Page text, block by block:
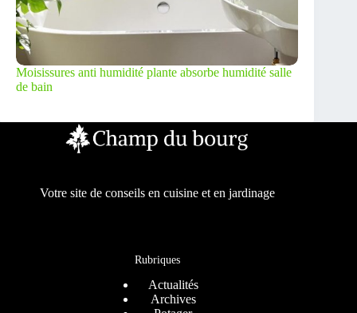
Moisissures anti humidité plante absorbe humidité salle
de bain
Votre site de conseils en cuisine et en jardinage
Rubriques
Actualités
Archives